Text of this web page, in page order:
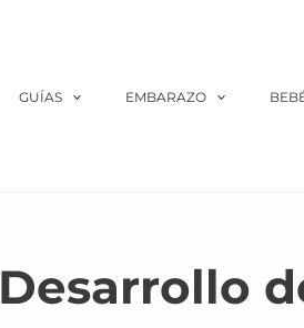
GUÍAS EMBARAZO
Desarrollo